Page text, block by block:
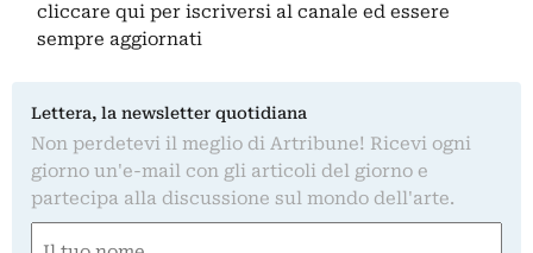
cliccare qui per iscriversi al canale ed essere
sempre aggiornati
Lettera, la newsletter quotidiana
Non perdetevi il meglio di Artribune! Ricevi ogni
giorno un'e-mail con gli articoli del giorno e
partecipa alla discussione sul mondo dell'arte.